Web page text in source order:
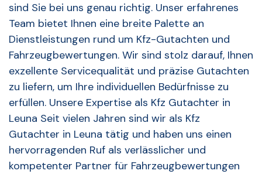
sind Sie bei uns genau richtig. Unser erfahrenes
Team bietet Ihnen eine breite Palette an
Dienstleistungen rund um Kfz-Gutachten und
Fahrzeugbewertungen. Wir sind stolz darauf, Ihnen
exzellente Servicequalität und präzise Gutachten
zu liefern, um Ihre individuellen Bedürfnisse zu
erfüllen. Unsere Expertise als Kfz Gutachter in
Leuna Seit vielen Jahren sind wir als Kfz
Gutachter in Leuna tätig und haben uns einen
hervorragenden Ruf als verlässlicher und
kompetenter Partner für Fahrzeugbewertungen